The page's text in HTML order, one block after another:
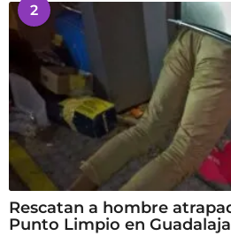
2
Rescatan a hombre
Punto Limpio en